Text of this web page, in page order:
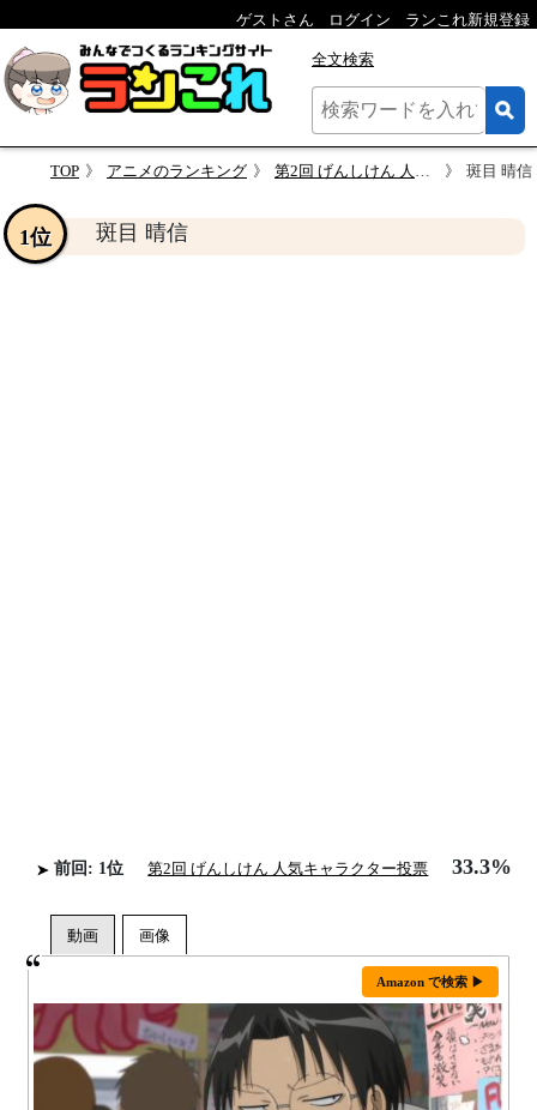
ゲストさん ログイン ランこれ新規登録
全文検索
TOP アニメのランキング 第2回 げんしけん 人気キャラクター投票 斑目 晴信
斑目 晴信
1位
前回: 1位 第2回 げんしけん 人気キャラクター投票 33.3%
Amazon で検索 ▶